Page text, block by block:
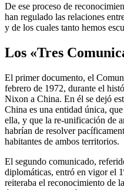
De ese proceso de
han regulado las relaciones
y de los cuales tanto hemos
Los «Tres
El primer documento, el
febrero de 1972, durante el
Nixon a China. En él se dejó
China es una entidad única,
ella, y que la re-unificación de
habrían de resolver
habitantes de ambos territorios.
El segundo comunicado,
diplomáticas, entró en vigor el
reiteraba el reconocimiento de